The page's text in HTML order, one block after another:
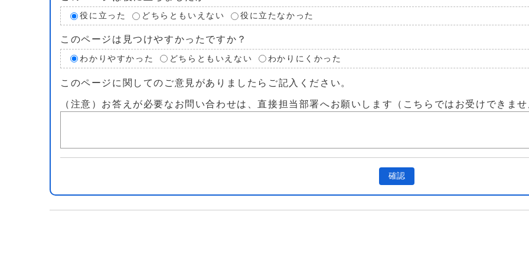
役に立った どちらともいえない 役に立たなかった
このページは見つけやすかったですか？
わかりやすかった どちらともいえない わかりにくかった
このページに関してのご意見がありましたらご記入ください。
（注意）お答えが必要なお問い合わせは、直接担当部署へお願いします（こちらではお受けできま
確認